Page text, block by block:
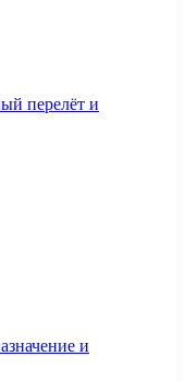
перелёт и
и